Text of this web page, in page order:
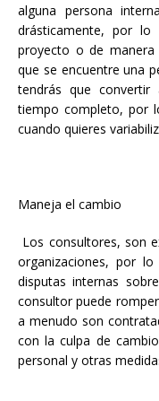
alguna persona
drásticamente, por
proyecto o de
que se encuentre una
tendrás que
tiempo completo, por
cuando quieres
Maneja el cambio
Los consultores, son
organizaciones, por
disputas internas
consultor puede
a menudo son
con la culpa de
personal y otras